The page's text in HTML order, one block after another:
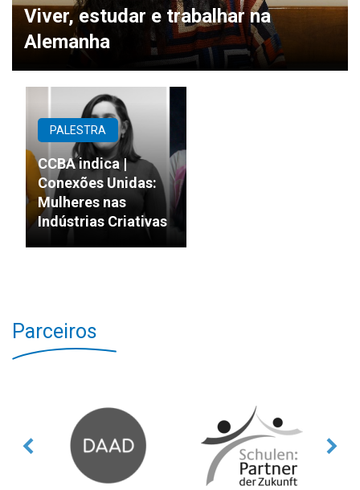
Viver, estudar e trabalhar na
Alemanha
PALESTRA
CCBA indica |
Conexões Unidas:
Mulheres nas
Indústrias Criativas
Parceiros